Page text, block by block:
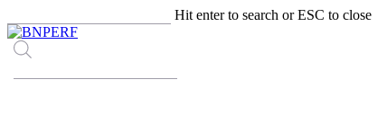
to
main
content
Hit enter to search or ESC to close
Close
Search